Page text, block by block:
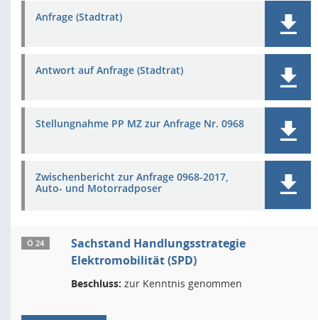
Anfrage (Stadtrat)
Antwort auf Anfrage (Stadtrat)
Stellungnahme PP MZ zur Anfrage Nr. 0968
Zwischenbericht zur Anfrage 0968-2017,
Auto- und Motorradposer
Ö 24
Sachstand Handlungsstrategie
Elektromobilität (SPD)
Beschluss: zur Kenntnis genommen